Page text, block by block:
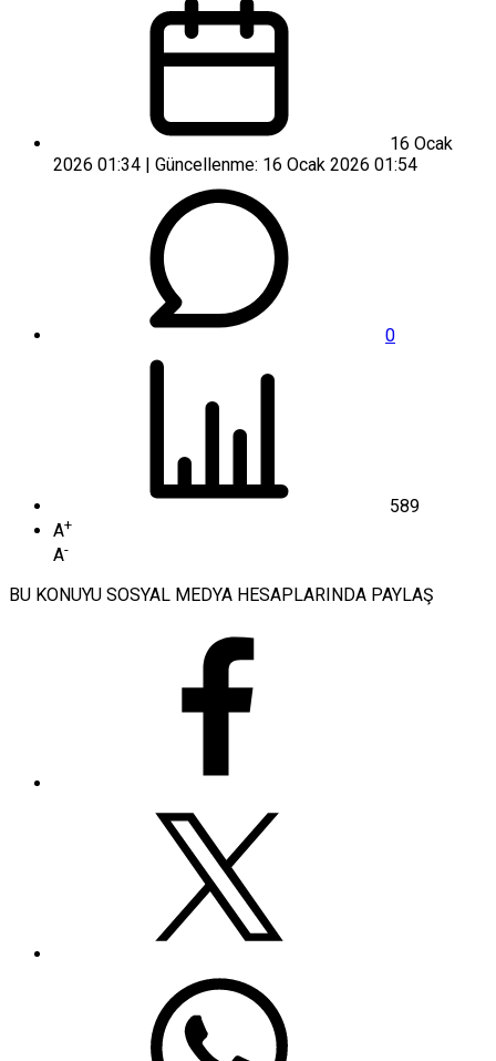
16 Ocak
2026 01:34 | Güncellenme: 16 Ocak 2026 01:54
0
589
A+
A-
BU KONUYU SOSYAL MEDYA HESAPLARINDA PAYLAŞ